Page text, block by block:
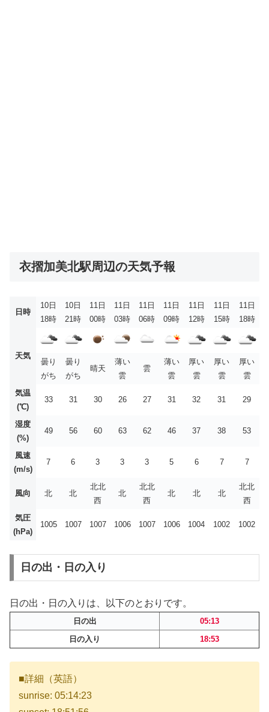
衣摺加美北駅周辺の天気予報
日時
10日
18時
10日
21時
11日
00時
11日
03時
11日
06時
11日
09時
11日
12時
11日
15時
11日
18時
天気
曇り
がち
曇り
がち
晴天
薄い
雲
雲
薄い
雲
厚い
雲
厚い
雲
厚い
雲
気温
(℃)
33 31 30 26 27 31 32 31 29
湿度
(%)
49 56 60 63 62 46 37 38 53
風速
(m/s)
7 6 3 3 3 5 6 7 7
風向 北 北
北北
西
北
北北
西
北 北 北
北北
西
気圧
(hPa)
1005 1007 1007 1006 1007 1006 1004 1002 1002
日の出・日の入り
日の出・日の入りは、以下のとおりです。
日の出
05:13
日の入り
18:53
■詳細（英語）
sunrise: 05:14:23